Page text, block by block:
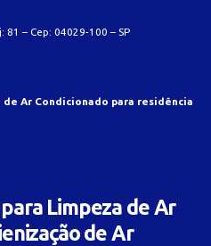
81 – Cep: 04029-100 – SP
Ar Condicionado para residência
Limpeza de Ar
de Ar